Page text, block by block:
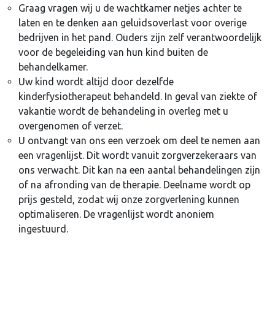
Graag vragen wij u de wachtkamer netjes achter te
laten en te denken aan geluidsoverlast voor overige
bedrijven in het pand. Ouders zijn zelf verantwoordelijk
voor de begeleiding van hun kind buiten de
behandelkamer.
Uw kind wordt altijd door dezelfde
kinderfysiotherapeut behandeld. In geval van ziekte of
vakantie wordt de behandeling in overleg met u
overgenomen of verzet.
U ontvangt van ons een verzoek om deel te nemen aan
een vragenlijst. Dit wordt vanuit zorgverzekeraars van
ons verwacht. Dit kan na een aantal behandelingen zijn
of na afronding van de therapie. Deelname wordt op
prijs gesteld, zodat wij onze zorgverlening kunnen
optimaliseren. De vragenlijst wordt anoniem
ingestuurd.